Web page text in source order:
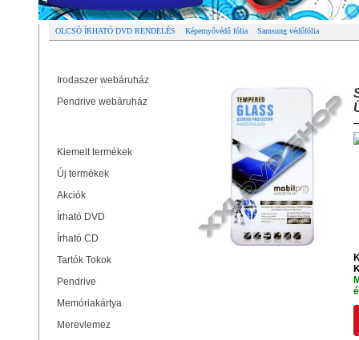
OLCSÓ ÍRHATÓ DVD RENDELÉS Képernyővédő fólia Samsung védőfólia
Irodaszer webáruház
Pendrive webáruház
Kiemelt termékek
Új termékek
Akciók
Írható DVD
Írható CD
Tartók Tokok
Pendrive
Memóriakártya
Merevlemez